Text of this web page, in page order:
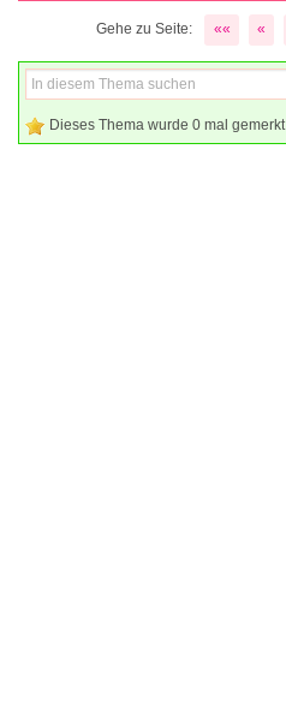
Gehe zu Seite: «« «
Dieses Thema wurde 0 mal gemerkt